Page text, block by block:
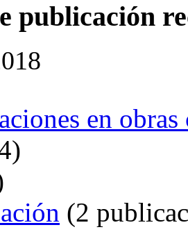
publicación
en
(2